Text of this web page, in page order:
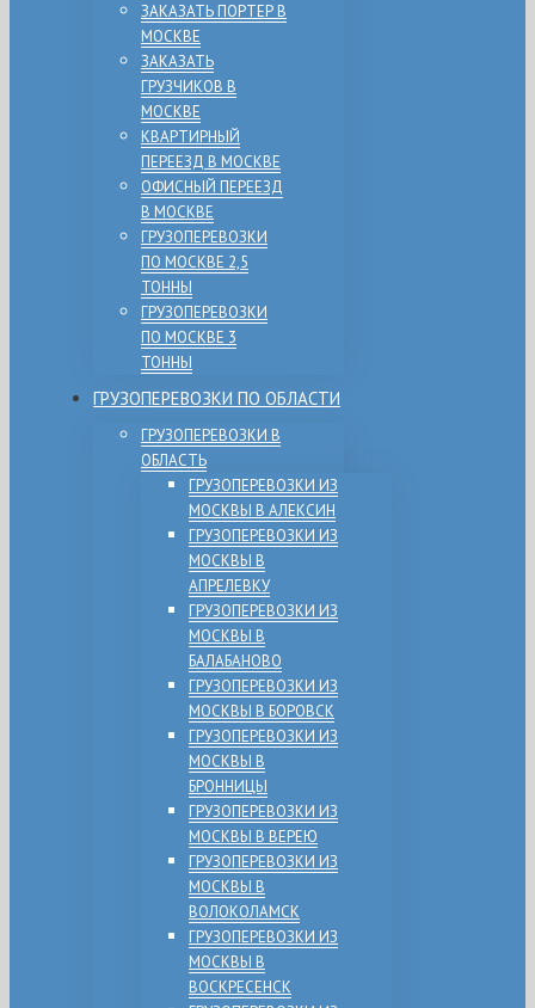
ЗАКАЗАТЬ ПОРТЕР В
МОСКВЕ
ЗАКАЗАТЬ
ГРУЗЧИКОВ В
МОСКВЕ
КВАРТИРНЫЙ
ПЕРЕЕЗД В МОСКВЕ
ОФИСНЫЙ ПЕРЕЕЗД
В МОСКВЕ
ГРУЗОПЕРЕВОЗКИ
ПО МОСКВЕ 2,5
ТОННЫ
ГРУЗОПЕРЕВОЗКИ
ПО МОСКВЕ 3
ТОННЫ
ГРУЗОПЕРЕВОЗКИ ПО ОБЛАСТИ
ГРУЗОПЕРЕВОЗКИ В
ОБЛАСТЬ
ГРУЗОПЕРЕВОЗКИ ИЗ
МОСКВЫ В АЛЕКСИН
ГРУЗОПЕРЕВОЗКИ ИЗ
МОСКВЫ В
АПРЕЛЕВКУ
ГРУЗОПЕРЕВОЗКИ ИЗ
МОСКВЫ В
БАЛАБАНОВО
ГРУЗОПЕРЕВОЗКИ ИЗ
МОСКВЫ В БОРОВСК
ГРУЗОПЕРЕВОЗКИ ИЗ
МОСКВЫ В
БРОННИЦЫ
ГРУЗОПЕРЕВОЗКИ ИЗ
МОСКВЫ В ВЕРЕЮ
ГРУЗОПЕРЕВОЗКИ ИЗ
МОСКВЫ В
ВОЛОКОЛАМСК
ГРУЗОПЕРЕВОЗКИ ИЗ
МОСКВЫ В
ВОСКРЕСЕНСК